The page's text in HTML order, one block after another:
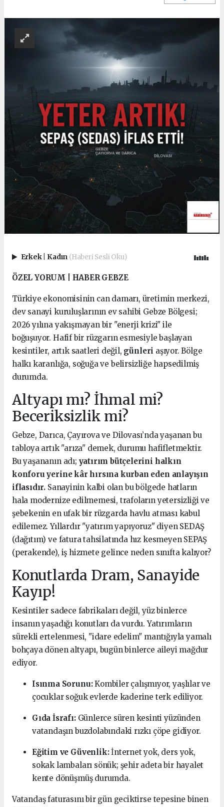
Erkek Kadın (Haberi Sesli Oku)
ÖZEL YORUM | HABER GEBZE
Türkiye ekonomisinin can damarı, üretimin merkezi,
dev sanayi kuruluşlarının ev sahibi Gebze Bölgesi;
2026 yılına yakışmayan bir "enerji krizi" ile
boğuşuyor. Hafif bir rüzgarın esmesiyle başlayan
kesintiler, artık saatleri değil, günleri aşıyor. Bölge
halkı karanlığa, soğuğa ve belirsizliğe hapsedilmiş
durumda.
Altyapı mı? İhmal mi?
Beceriksizlik mi?
Gebze, Darıca, Çayırova ve Dilovası’nda yaşanan bu
tabloya artık "arıza" demek, durumu hafifletmektir.
Bu yaşananın adı; yatırım bütçelerini halkın
konforu yerine kâr hırsına kurban eden anlayışın
iflasıdır. Sanayinin kalbi olan bu bölgede hatların
hala modernize edilmemesi, trafoların yetersizliği ve
şebekenin en ufak bir rüzgarda havlu atması kabul
edilemez. Yıllardır "yatırım yapıyoruz" diyen SEDAŞ
(dağıtım) ve fatura tahsilatında hız kesmeyen SEPAŞ
(perakende), iş hizmete gelince neden sınıfta kalıyor?
Konutlarda Dram, Sanayide
Kayıp!
Kesintiler sadece fabrikaları değil, yüz binlerce
insanın yaşadığı konutları da vurdu. Yatırımların
sürekli ertelenmesi, "idare edelim" mantığıyla yamalı
bohçaya dönen altyapı, bugün binlerce aileyi mağdur
ediyor.
Isınma Sorunu:Kombiler çalışmıyor, yaşlılar ve
çocuklar soğuk evlerde kaderine terk ediliyor.
Gıda İsrafı:Günlerce süren kesinti yüzünden
vatandaşın buzdolabındaki rızkı çöpe gidiyor.
Eğitim ve Güvenlik:İnternet yok, ders yok,
sokak lambaları sönük; şehir adeta bir hayalet
kente dönüşmüş durumda.
Vatandaş faturasını bir gün geciktirse tepesine binen